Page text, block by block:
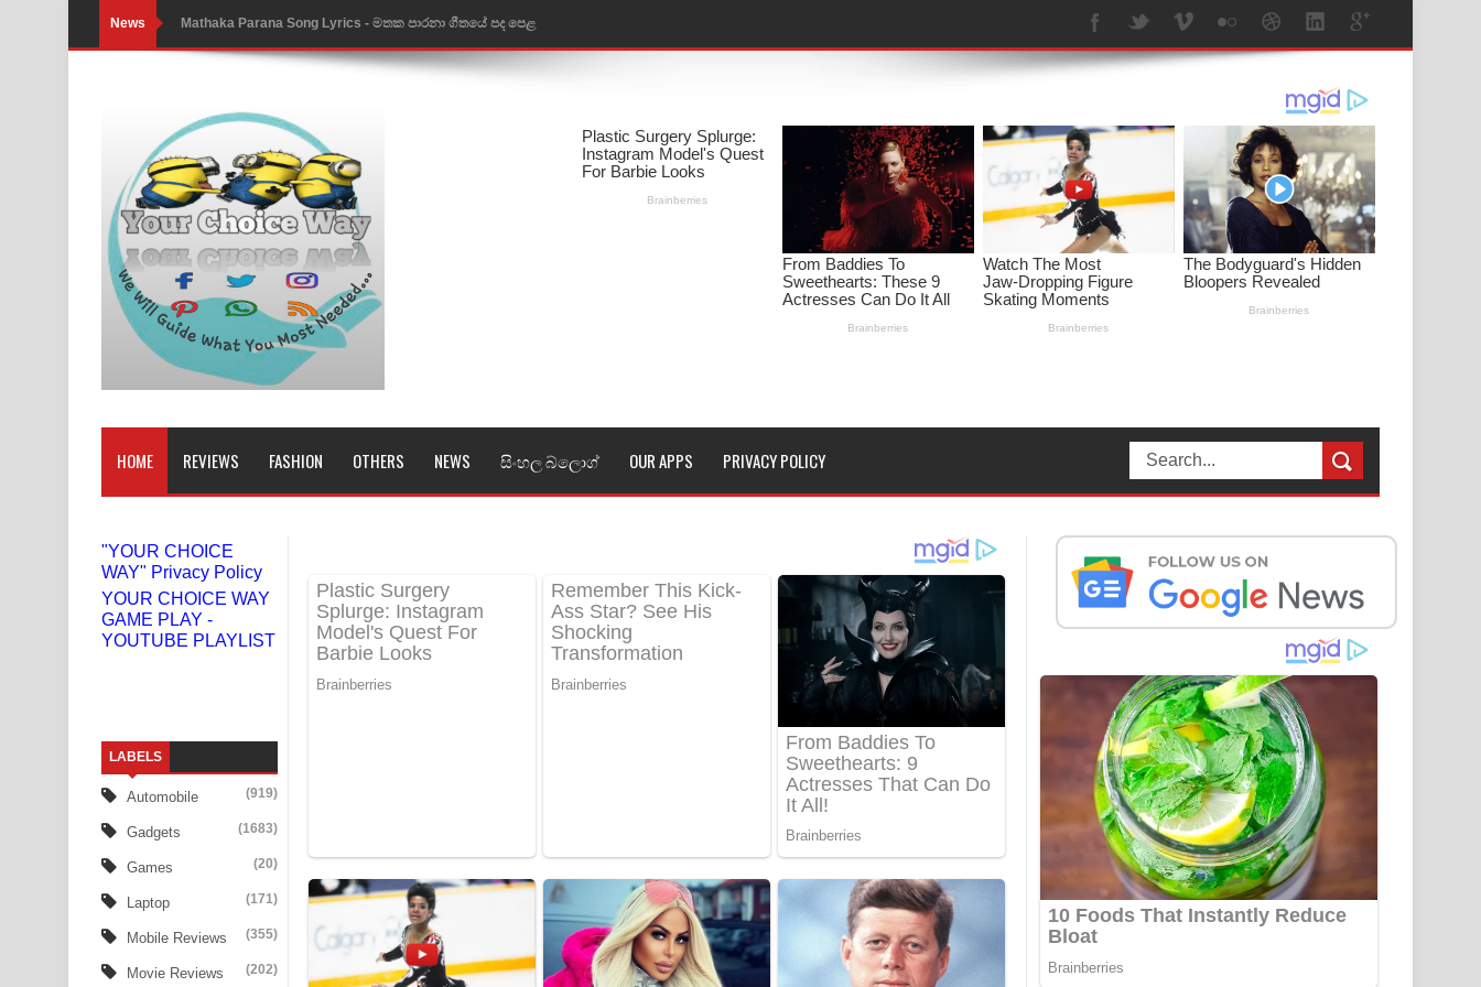
News Mathaka Parana Song Lyrics - මතක පාරනා ගීතයේ පද පෙළ
Nimnadhen Song Lyrics - නිම්නාදෙන් ගීතයේ පද පෙළ
Obamai Mage Adare Song Lyrics - ඔබමයි මගේ ආදරේ ගීතයේ පද පෙළ
Pansal Gihin Song Lyrics - පන්සල් ගිහිං ගීතයේ පද පෙළ
Ankeliya Song Lyrics - අංකෙළිය ගීතයේ පද පෙළ
DEAR GOD Song Lyrics - ඩියර් ගෝඩ් ගීතයේ පද පෙළ
MANAMALA KATHA Song Lyrics - මනමාල කතා ගීතයේ පද පෙළ
Dai Dai Lyrics - Shakira, Burna Boy | 2026 football world cup song lyrics
Lassana Amma Song Lyrics - ලස්සන අම්මා ගීතයේ පද පෙළ
Liyamuda Dan Anagathe Song Lyrics - ලියමුද දැන් අනාගතේ ගීතයේ පද පෙළ
Doni Song Lyrics - දෝණි ගීතයේ පද පෙළ
Katakara Song Lyrics - කටකාර ගීතයේ පද පෙළ
Tharu Yaye Dilena Song Lyrics - තරු යායේ දිලෙනා ගීතයේ පද පෙළ
Ow Man Sosa Song Lyrics - ඔව් මං සෝසා ගීතයේ පද පෙළ
HOME REVIEWS FASHION OTHERS NEWS සිංහල බ්ලොග් OUR APPS PRIVACY POLICY
"YOUR CHOICE
WAY" Privacy Policy
YOUR CHOICE WAY
GAME PLAY -
YOUTUBE PLAYLIST
LABELS
Automobile (919)
Gadgets (1683)
Games (20)
Laptop (171)
Mobile Reviews (355)
Movie Reviews (202)